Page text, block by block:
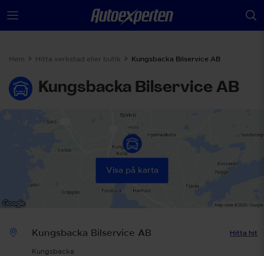
Hem Hitta verkstad eller butik Kungsbacka Bilservice AB
Kungsbacka Bilservice AB
Visa på karta
Kungsbacka Bilservice AB
Kungsbacka
Hitta hit